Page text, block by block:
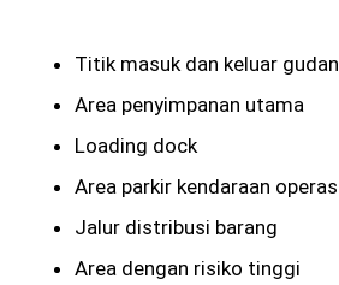
Titik masuk dan keluar
Area penyimpanan utama
Loading dock
Area parkir kendaraan
Jalur distribusi barang
Area dengan risiko tinggi